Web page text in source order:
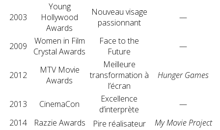
2003
Young
Hollywood
Awards
Nouveau visage
passionnant
—
2009
Women in Film
Crystal Awards
Face to the
Future
—
2012
MTV Movie
Awards
Meilleure
transformation à
l’écran
Hunger Games
2013 CinemaCon
Excellence
d’interprète
—
2014
Razzie Awards Pire réalisateur My Movie Project